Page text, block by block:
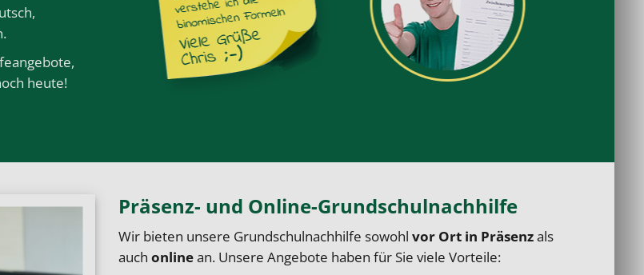
,
.
heute!
Präsenz- und Online-Grundschulnachhilfe
Wir bieten unsere Grundschulnachhilfe sowohl vor Ort in Präsenzals
auch onlinean. Unsere Angebote haben für Sie viele Vorteile: